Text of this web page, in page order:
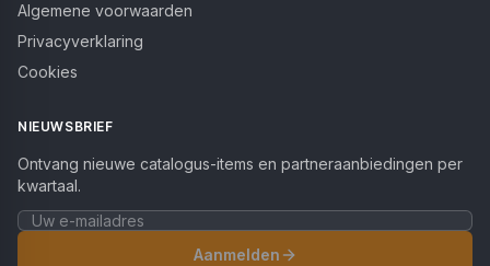
Algemene voorwaarden
Privacyverklaring
Cookies
NIEUWSBRIEF
Ontvang nieuwe catalogus-items en partneraanbiedingen per
kwartaal.
Aanmelden